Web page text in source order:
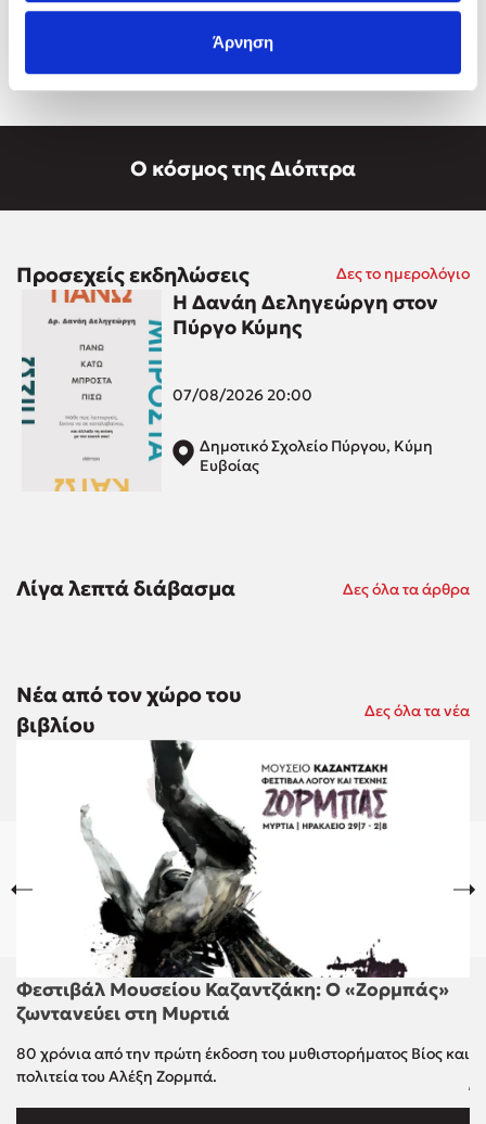
Άρνηση
Ο κόσμος της Διόπτρα
Προσεχείς εκδηλώσεις Δες το ημερολόγιο
Η Δανάη Δεληγεώργη στον
Πύργο Κύμης
07/08/2026 20:00
Δημοτικό Σχολείο Πύργου, Κύμη
Ευβοίας
Λίγα λεπτά διάβασμα Δες όλα τα άρθρα
Νέα από τον χώρο του
βιβλίου
Δες όλα τα νέα
Φεστιβάλ Μουσείου Καζαντζάκη: Ο «Ζορμπάς»
ζωντανεύει στη Μυρτιά
80 χρόνια από την πρώτη έκδοση του μυθιστορήματος Βίος και
πολιτεία του Αλέξη Ζορμπά.